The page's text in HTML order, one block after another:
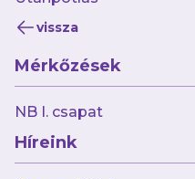
vissza
Mérkőzések
NB I. csapat
Híreink
2025.07.01
Változások NB I-be